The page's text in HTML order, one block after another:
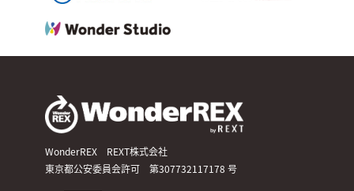
WonderREX REXT株式会社
東京都公安委員会許可 第307732117178 号